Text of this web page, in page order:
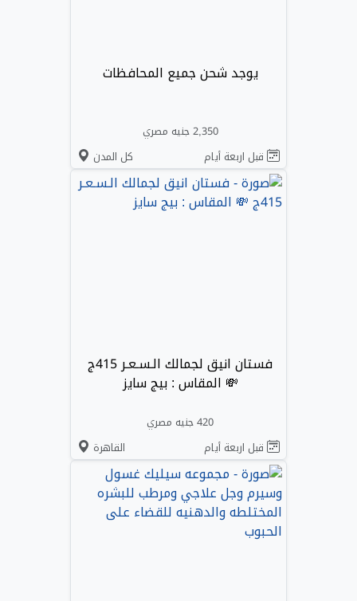
يوجد شحن جميع المحافظات
2,350 جنيه مصري
قبل اربعة أيام
كل المدن
فستان انيق لجمالك الـسـعـر 415ج
💸 المقاس : بيج سايز
420 جنيه مصري
قبل اربعة أيام
القاهرة